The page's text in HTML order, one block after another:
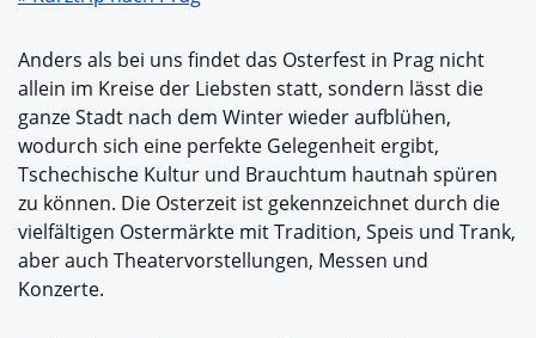
Anders als bei uns findet das Osterfest in Prag nicht
allein im Kreise der Liebsten statt, sondern lässt die
ganze Stadt nach dem Winter wieder aufblühen,
wodurch sich eine perfekte Gelegenheit ergibt,
Tschechische Kultur und Brauchtum hautnah spüren
zu können. Die Osterzeit ist gekennzeichnet durch die
vielfältigen Ostermärkte mit Tradition, Speis und Trank,
aber auch Theatervorstellungen, Messen und
Konzerte.